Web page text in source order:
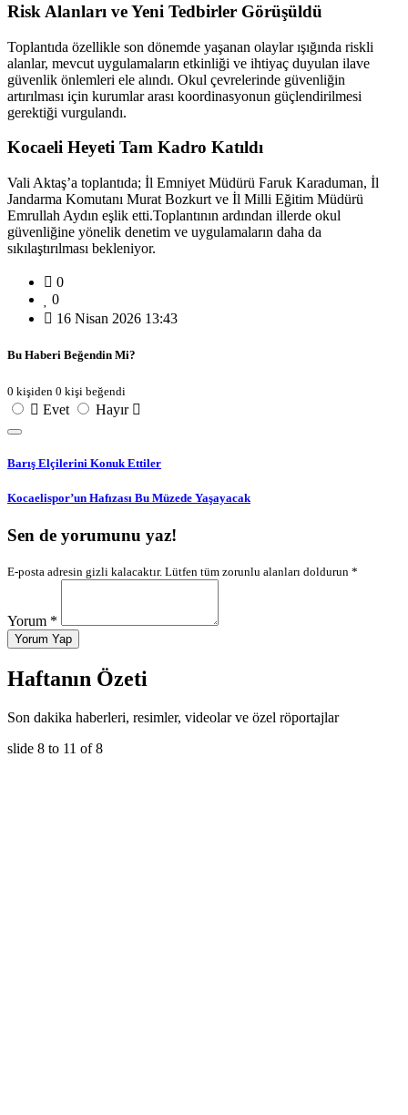
Risk Alanları ve Yeni Tedbirler Görüşüldü
Toplantıda özellikle son dönemde yaşanan olaylar ışığında riskli
alanlar, mevcut uygulamaların etkinliği ve ihtiyaç duyulan ilave
güvenlik önlemleri ele alındı. Okul çevrelerinde güvenliğin
artırılması için kurumlar arası koordinasyonun güçlendirilmesi
gerektiği vurgulandı.
Kocaeli Heyeti Tam Kadro Katıldı
Vali Aktaş’a toplantıda; İl Emniyet Müdürü Faruk Karaduman, İl
Jandarma Komutanı Murat Bozkurt ve İl Milli Eğitim Müdürü
Emrullah Aydın eşlik etti.Toplantının ardından illerde okul
güvenliğine yönelik denetim ve uygulamaların daha da
sıkılaştırılması bekleniyor.
0
0
16 Nisan 2026 13:43
Bu Haberi Beğendin Mi?
0 kişiden 0 kişi beğendi
Evet Hayır
Barış Elçilerini Konuk Ettiler
Kocaelispor’un Hafızası Bu Müzede Yaşayacak
Sen de yorumunu yaz!
E-posta adresin gizli kalacaktır. Lütfen tüm zorunlu alanları doldurun *
Yorum *
Yorum Yap
Haftanın Özeti
Son dakika haberleri, resimler, videolar ve özel röportajlar
slide 8 to 11 of 8